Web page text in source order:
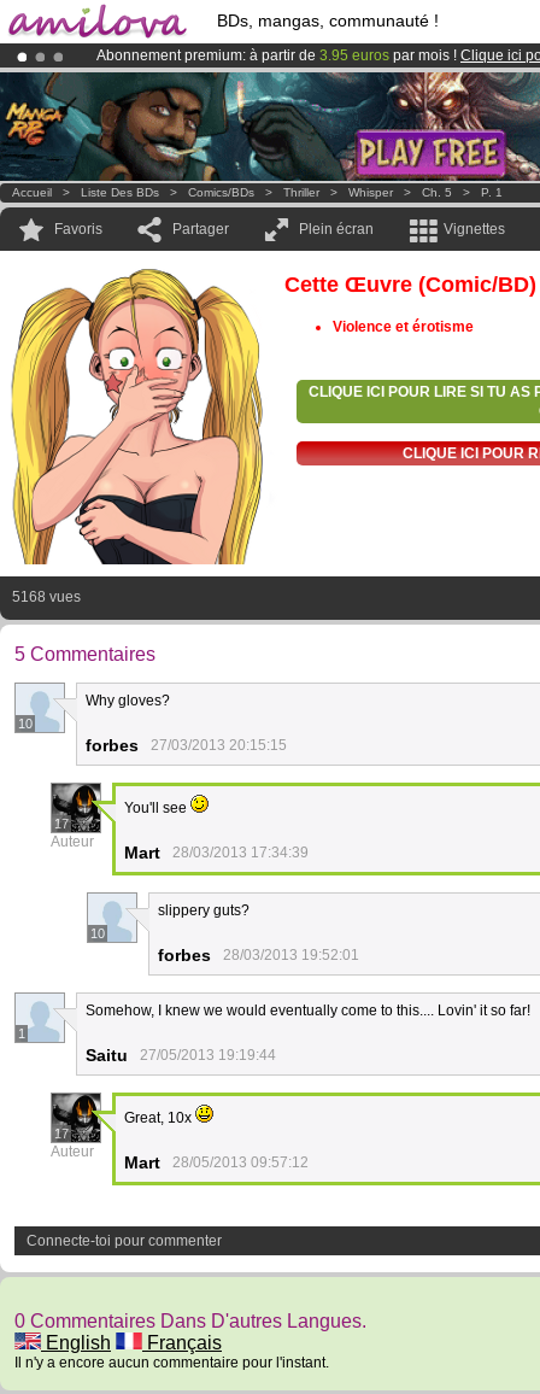
BDs, mangas, communauté !
Abonnement premium: à partir de 3.95 euros par mois ! Clique ici
Déjà 100000membreset 1000BDs & Mangas!
LeKickstarter Amilova est désormais lancé
Accueil > Liste Des BDs > Comics/BDs > Thriller > Whisper > Ch. 5 > P. 1
Favoris Partager Plein écran Vignettes
Cette Œuvre (comic/
Violence et érotisme
CLIQUE ICI POUR LIRE SI TU AS
CLIQUE ICI POUR
5168 vues
5 Commentaires
10
Why gloves?
forbes 27/03/2013 20:15:15
17
Auteur
You'll see
Mart 28/03/2013 17:34:39
10
slippery guts?
forbes 28/03/2013 19:52:01
1
Somehow, I knew we would eventually come to this.... Lovin' it so far!
Saitu 27/05/2013 19:19:44
17
Auteur
Great, 10x
Mart 28/05/2013 09:57:12
Connecte-toi pour commenter
0 Commentaires Dans D'autres Langues.
English
Français
Il n'y a encore aucun commentaire pour l'instant.